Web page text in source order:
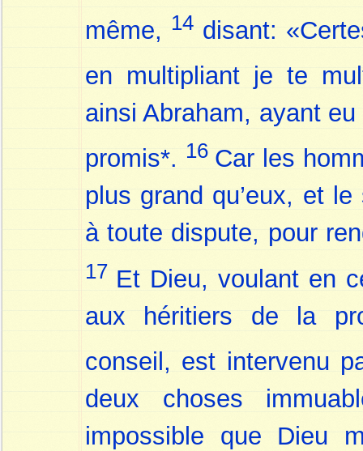
même, 14 disant:
en multipliant je te
ainsi Abraham, ayant
promis*. 16 Car les
plus grand qu’eux, et
à toute dispute, pour
17 Et Dieu, voulant en
aux héritiers de la
conseil, est intervenu
deux choses
impossible que Dieu